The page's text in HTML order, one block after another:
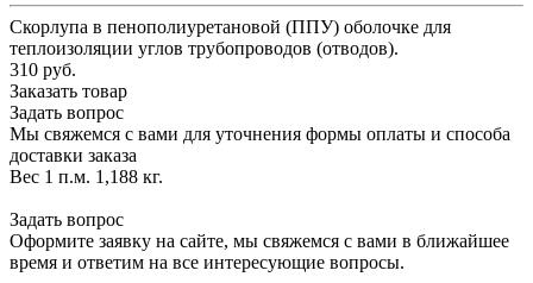
Скорлупа в пенополиуретановой (ППУ) оболочке для
теплоизоляции углов трубопроводов (отводов).
310 руб.
Заказать товар
Задать вопрос
Мы свяжемся с вами для уточнения формы оплаты и способа
доставки заказа
Вес 1 п.м. 1,188 кг.
Задать вопрос
Оформите заявку на сайте, мы свяжемся с вами в ближайшее
время и ответим на все интересующие вопросы.